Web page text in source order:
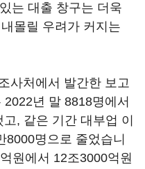
는 대출 창구는 더욱
몰릴 우려가 커지는
사처에서 발간한 보고
년 말 8818명에서
, 같은 기간 대부업 이
명으로 줄었습니
원에서 12조3000억원